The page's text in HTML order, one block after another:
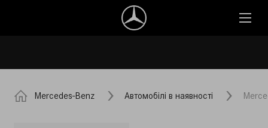
Mercedes-Benz Автомобілі в наявності